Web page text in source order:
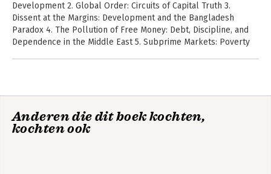
Development 2. Global Order: Circuits of Capital Truth 3.
Dissent at the Margins: Development and the Bangladesh
Paradox 4. The Pollution of Free Money: Debt, Discipline, and
Dependence in the Middle East 5. Subprime Markets: Poverty
Anderen die dit boek kochten,
kochten ook